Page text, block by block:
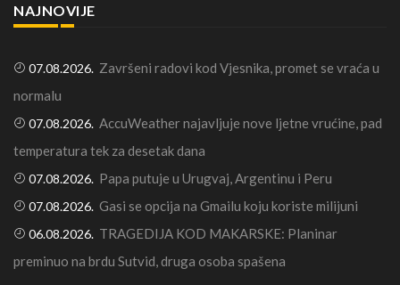
NAJNOVIJE
07.08.2026. Završeni radovi kod Vjesnika, promet se vraća u
normalu
07.08.2026. AccuWeather najavljuje nove ljetne vrućine, pad
temperatura tek za desetak dana
07.08.2026. Papa putuje u Urugvaj, Argentinu i Peru
07.08.2026. Gasi se opcija na Gmailu koju koriste milijuni
06.08.2026. TRAGEDIJA KOD MAKARSKE: Planinar
preminuo na brdu Sutvid, druga osoba spašena